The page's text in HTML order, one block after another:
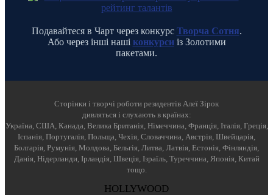
Подавайтеся в Чарт через конкурс Творча Сотня.
Або через інші наші конкурсиіз Золотими
пакетами.
Cторінки і творчі роботи резидентів Алеї Зірок
дивляться і слухають в країнах:
Україна, США, Канада, Велика Британія, Німеччина, Франція, Італія, Греція,
Іспанія, Португалія, Польща, Чехія, Словаччина, Австрія, Швейцарія,
Болгарія, Румунія, Молдова, Бельгія, Литва, Латвія, Естонія, Фінляндія,
Данія, Нідерланди, Ірландія, Швеція, Ізраїль, Туреччина, Японія, Китай
тощо.
HOLLYWOOD